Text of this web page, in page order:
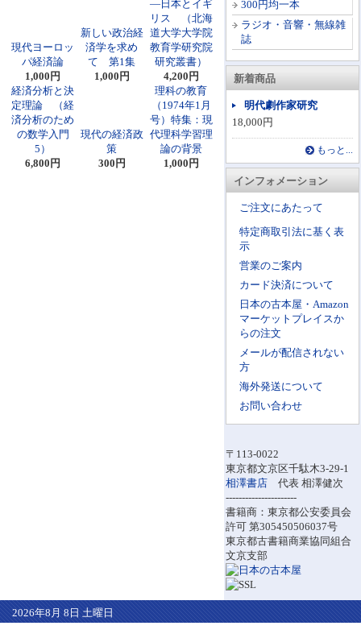
300円均一本
ラジオ・音響・無線雑
誌
新着商品
明代劇作家研究
18,000円
もっと...
インフォメーション
ご注文にあたって
特定商取引法に基く表
示
営業のご案内
カード決済について
日本の古本屋・Amazon
マーケットプレイスか
らの注文
メールが配信されない
方
海外発送について
お問い合わせ
〒113-0022
東京都文京区千駄木3-29-1
相澤書店 代表 相澤健次
----------------------
書籍商：東京都公安委員会
許可 第305450506037号
東京都古書籍商業協同組合
文京支部
現代ヨーロッ
パ経済論
1,000円
新しい政治経
済学を求め
て 第1集
1,000円
―日本とイギ
リス （北海
道大学大学院
教育学研究院
研究叢書）
4,200円
経済分析と決
定理論 （経
済分析のため
の数学入門
5）
6,800円
現代の経済政
策
300円
理科の教育
（1974年1月
号）特集：現
代理科学習理
論の背景
1,000円
2026年8月 8日 土曜日